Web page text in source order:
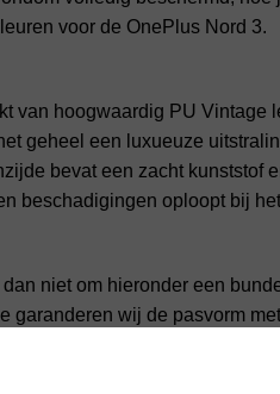
voor de OnePlus Nord 3.
van hoogwaardig PU Vintage
geheel een luxueuze
bevat een zacht kunststof
beschadigingen oploopt bij
niet om hieronder een
garanderen wij de pasvorm
en stoten.